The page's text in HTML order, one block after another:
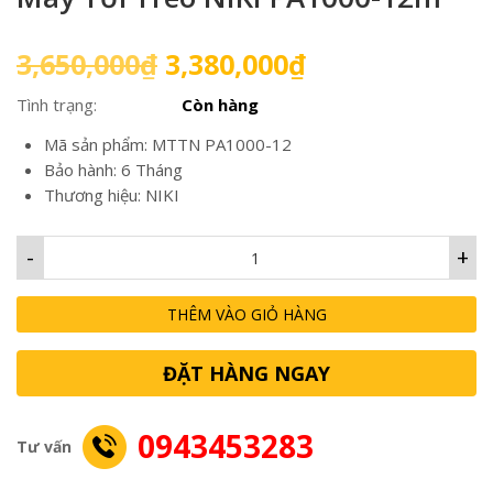
3,650,000₫ Giá
gốc
là:
3,650,000₫.
3,380,000₫Giá
Tình trạng:
Còn hàng
Mã sản phẩm: MTTN PA1000-12
Bảo hành: 6 Tháng
Thương hiệu: NIKI
+
-
THÊM VÀO GIỎ HÀNG
ĐẶT HÀNG NGAY
Tư vấn 0943453283